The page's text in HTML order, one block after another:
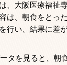
、大阪医療福祉
は、朝食をとっ
行い、結果に差
タを見ると、朝